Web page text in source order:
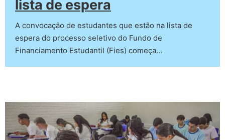
lista de espera
A convocação de estudantes que estão na lista de
espera do processo seletivo do Fundo de
Financiamento Estudantil (Fies) começa…